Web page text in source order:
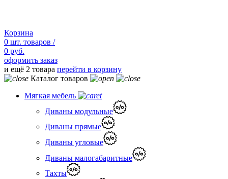
Корзина
0 шт. товаров /
0 руб.
оформить заказ
и ещё 2 товара перейти в корзину
Каталог товаров
Мягкая мебель
Диваны модульные
Диваны прямые
Диваны угловые
Диваны малогабаритные
Тахты